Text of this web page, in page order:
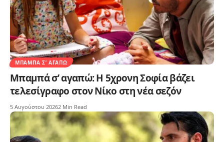
ΜΠΑΜΠΆ Σ’ ΑΓΑΠΏ
Μπαμπά σ’ αγαπώ: Η 5χρονη Σοφία βάζει
τελεσίγραφο στον Νίκο στη νέα σεζόν
5 Αυγούστου 20262 Min Read